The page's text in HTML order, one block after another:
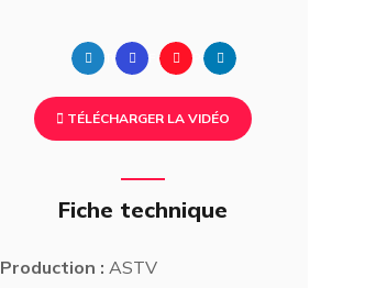
Twitter FacebookPinterest
TÉLÉCHARGER LA VIDÉO
Fiche technique
Production : ASTV